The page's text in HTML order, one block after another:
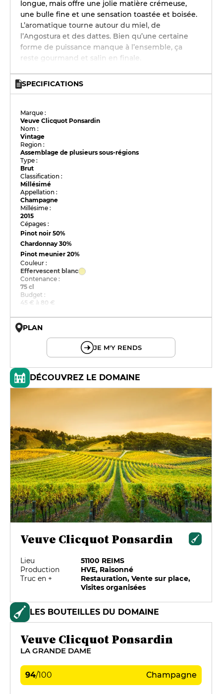
longue, mais offre une jolie matière crémeuse,
une bulle fine et une sensation toastée et boisée.
L’aromatique tourne autour du miel, de
l’Angostura et des dattes. Bien qu’une certaine
forme de puissance manque à l’ensemble, ça
reste gourmand et salin en finale.
SPECIFICATIONS
Marque :
Veuve Clicquot Ponsardin
Nom :
Vintage
Region :
Assemblage de plusieurs sous-régions
Type :
Brut
Classification :
Millésimé
Appellation :
Champagne
Millésime :
2015
Cépages :
Pinot noir50%
Chardonnay30%
Pinot meunier20%
Couleur :
Effervescent blanc
Contenance :
75 cl
Budget :
45 € à 80 €
PLAN
JE M'Y RENDS
DÉCOUVREZ LE DOMAINE
Veuve Clicquot Ponsardin
Lieu
51100 REIMS
Production
HVE, Raisonné
Truc en +
Restauration, Vente sur place,
Visites organisées
LES BOUTEILLES DU DOMAINE
Veuve Clicquot Ponsardin
LA GRANDE DAME
94/100 Champagne